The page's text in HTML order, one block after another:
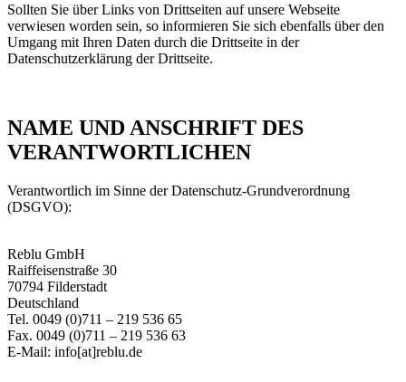
Sollten Sie über Links von Drittseiten auf unsere Webseite
verwiesen worden sein, so informieren Sie sich ebenfalls über den
Umgang mit Ihren Daten durch die Drittseite in der
Datenschutzerklärung der Drittseite.
NAME UND ANSCHRIFT DES
VERANTWORTLICHEN
Verantwortlich im Sinne der Datenschutz-Grundverordnung
(DSGVO):
Reblu GmbH
Raiffeisenstraße 30
70794 Filderstadt
Deutschland
Tel. 0049 (0)711 – 219 536 65
Fax. 0049 (0)711 – 219 536 63
E-Mail: info[at]reblu.de